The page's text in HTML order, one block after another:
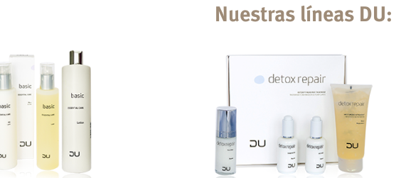
Nuestras líneas DU: